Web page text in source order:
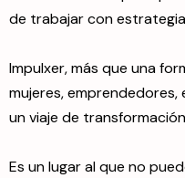
de trabajar con
Impulxer, más que una
mujeres, emprendedores,
un viaje de
Es un lugar al que no